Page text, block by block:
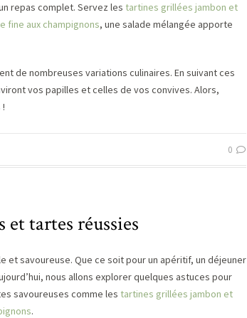
repas complet. Servez les tartines grillées jambon et
fine aux champignons, une salade mélangée apporte
de nombreuses variations culinaires. En suivant ces
vos papilles et celles de vos convives. Alors,
0
et tartes réussies
savoureuse. Que ce soit pour un apéritif, un déjeuner
nous allons explorer quelques astuces pour
savoureuses comme les tartines grillées jambon et
.